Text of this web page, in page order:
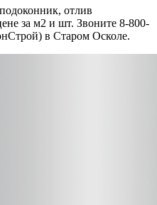
отлив
за м2 и шт. Звоните 8-800-
в Старом Осколе.